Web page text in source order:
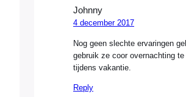
Johnny
4 december 2017
Nog geen slechte ervaringen
gebruik ze coor overnachting te
tijdens vakantie.
Reply